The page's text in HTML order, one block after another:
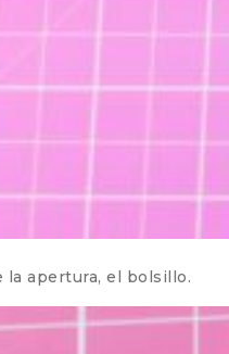
la apertura, el bolsillo.